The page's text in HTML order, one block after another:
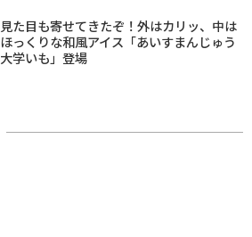
見た目も寄せてきたぞ！外はカリッ、中は
ほっくりな和風アイス「あいすまんじゅう
大学いも」登場